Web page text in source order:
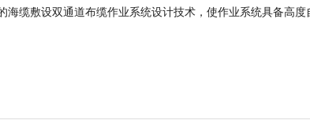
海缆敷设双通道布缆作业系统设计技术，使作业系统具备高度